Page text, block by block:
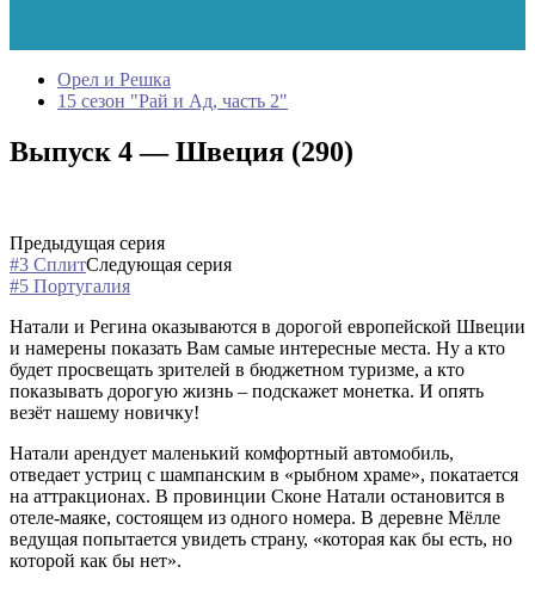
Орел и Решка
15 сезон "Рай и Ад, часть 2"
Выпуск 4 — Швеция (290)
Предыдущая серия
#3 СплитСледующая серия
#5 Португалия
Натали и Регина оказываются в дорогой европейской Швеции
и намерены показать Вам самые интересные места. Ну а кто
будет просвещать зрителей в бюджетном туризме, а кто
показывать дорогую жизнь – подскажет монетка. И опять
везёт нашему новичку!
Натали арендует маленький комфортный автомобиль,
отведает устриц с шампанским в «рыбном храме», покатается
на аттракционах. В провинции Сконе Натали остановится в
отеле-маяке, состоящем из одного номера. В деревне Мёлле
ведущая попытается увидеть страну, «которая как бы есть, но
которой как бы нет».